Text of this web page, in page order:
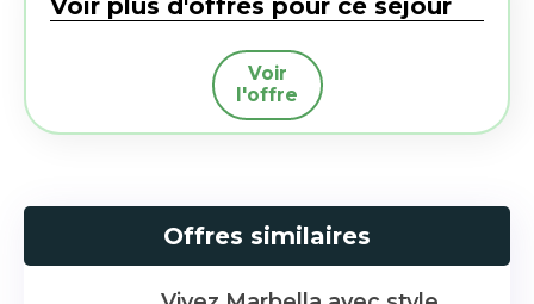
Voir plus d'offres pour ce séjour
Voir
l'offre
Offres similaires